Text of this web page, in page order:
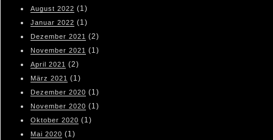
August 2022 (1)
Januar 2022 (1)
Dezember 2021 (2)
November 2021 (1)
April 2021 (2)
März 2021 (1)
Dezember 2020 (1)
November 2020 (1)
Oktober 2020 (1)
Mai 2020 (1)